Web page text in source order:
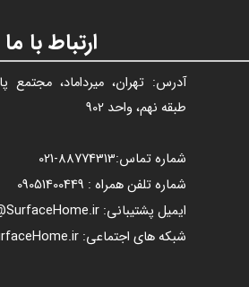
طبقه نهم، واحد 902
شماره تماس:88774313​​​​​​​
-021​​​​​​​
شماره تلفن همراه : 09051400449
ایمیل پشتیبانی: info@SurfaceHome.ir
شبکه های اجتماعی: SurfaceHome.ir@
ارتباط با ما